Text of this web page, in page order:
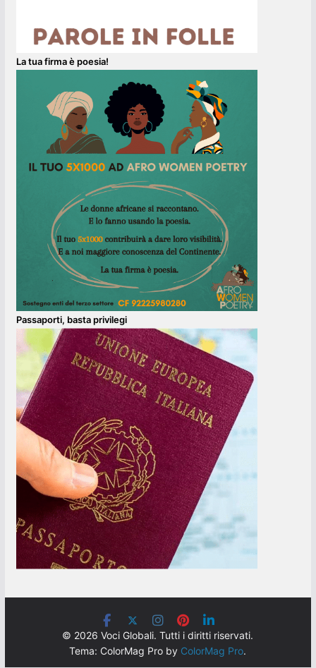
La tua firma è poesia!
Passaporti, basta privilegi
© 2026 Voci Globali. Tutti i diritti riservati.
Tema: ColorMag Pro by ColorMag Pro.